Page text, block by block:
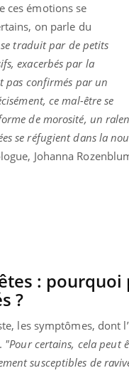
ces émotions se
on parle du
traduit par de petits
exacerbés par la
pas confirmés par un
ce mal-être se
de morosité, un
se réfugient dans la
Johanna
:
?
les symptômes,
"Pour certains, cela peut
susceptibles de
dengue,
se passe-
de la
GLP-1
les os
: ce qui
la prise en